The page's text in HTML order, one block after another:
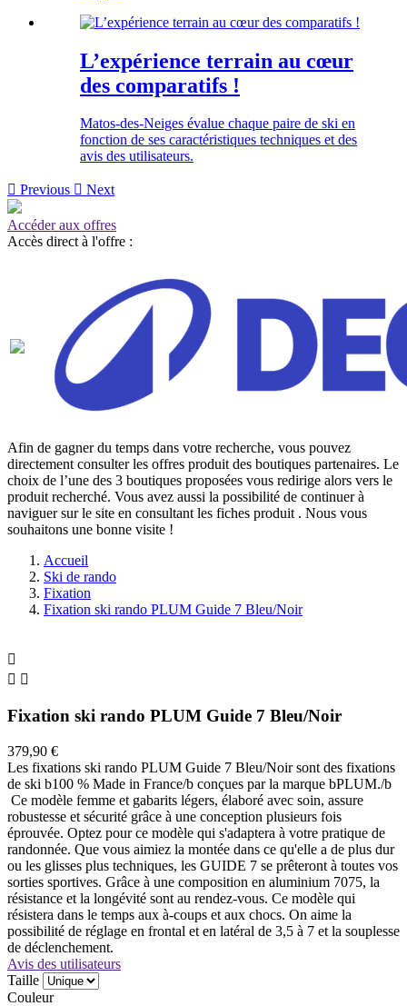
L’expérience terrain au cœur
des comparatifs !
Matos-des-Neiges évalue chaque paire de ski en
fonction de ses caractéristiques techniques et des
avis des utilisateurs.
 Previous  Next
Accéder aux offres
Accès direct à l'offre :
Afin de gagner du temps dans votre recherche, vous pouvez
directement consulter les offres produit des boutiques partenaires. Le
choix de l’une des 3 boutiques proposées vous redirige alors vers le
produit recherché. Vous avez aussi la possibilité de continuer à
naviguer sur le site en consultant les fiches produit . Nous vous
souhaitons une bonne visite !
Accueil
Ski de rando
Fixation
Fixation ski rando PLUM Guide 7 Bleu/Noir

 
Fixation ski rando PLUM Guide 7 Bleu/Noir
379,90 €
Les fixations ski rando PLUM Guide 7 Bleu/Noir sont des fixations
de ski b100 % Made in France/b conçues par la marque bPLUM./b
Ce modèle femme et gabarits légers, élaboré avec soin, assure
robustesse et sécurité grâce à une conception plusieurs fois
éprouvée. Optez pour ce modèle qui s'adaptera à votre pratique de
randonnée. Que vous aimiez la montée dans ce qu'elle a de plus dur
ou les glisses plus techniques, les GUIDE 7 se prêteront à toutes vos
sorties sportives. Grâce à une composition en aluminium 7075, la
résistance et la longévité sont au rendez-vous. Ce modèle qui
résistera dans le temps aux à-coups et aux chocs. On aime la
possibilité de réglage en frontal et en latéral de 3,5 à 7 et la souplesse
de déclenchement.
Avis des utilisateurs
Taille
Couleur